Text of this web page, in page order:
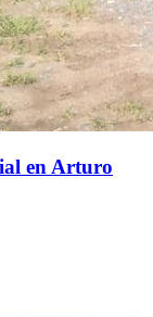
en Arturo